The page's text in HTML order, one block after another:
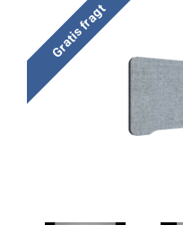
Gratis fragt